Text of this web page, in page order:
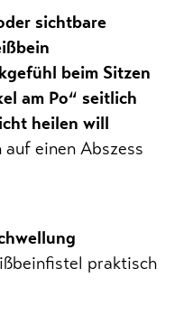
sichtbare
beim Sitzen
am Po“ seitlich
heilen will
auf einen Abszess
praktisch